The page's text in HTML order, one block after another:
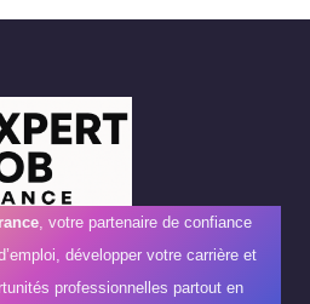
, votre partenaire de confiance
développer votre carrière et
professionnelles partout en